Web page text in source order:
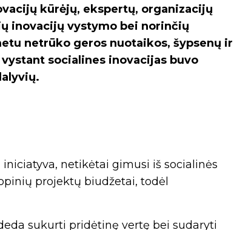
kūrėjų, ekspertų, organizacijų
inovacijų vystymo bei norinčių
netrūko geros nuotaikos, šypsenų ir
socialines inovacijas buvo
netikėtai gimusi iš socialinės
projektų biudžetai, todėl
sukurti pridėtinę vertę bei sudaryti